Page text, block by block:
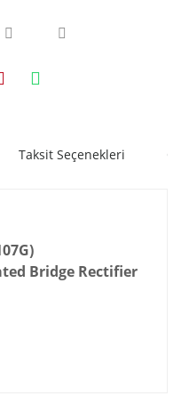
Taksit Seçenekleri
Bridge Rectifier